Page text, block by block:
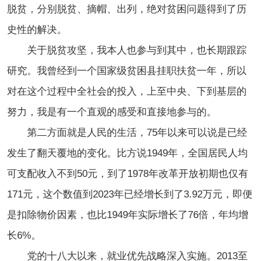
脱贫，分别脱贫、摘帽、出列，绝对贫困问题得到了历
史性的解决。
关于脱贫攻坚，我本人也参与到其中，也长期跟踪
研究。我曾经到一个国家级贫困县挂职扶贫一年，所以
对在这个过程中全社会的投入，上至中央、下到基层的
努力，我是有一个直观的感受和直接地参与的。
第二方面就是人民的生活，75年以来可以说是已经
发生了翻天覆地的变化。比方说1949年，全国居民人均
可支配收入不到50元，到了1978年改革开放初期也仅有
171元，这个数值到2023年已经增长到了3.92万元，即便
是扣除物价因素，也比1949年实际增长了76倍，年均增
长6%。
党的十八大以来，就业优先战略深入实施。2013至